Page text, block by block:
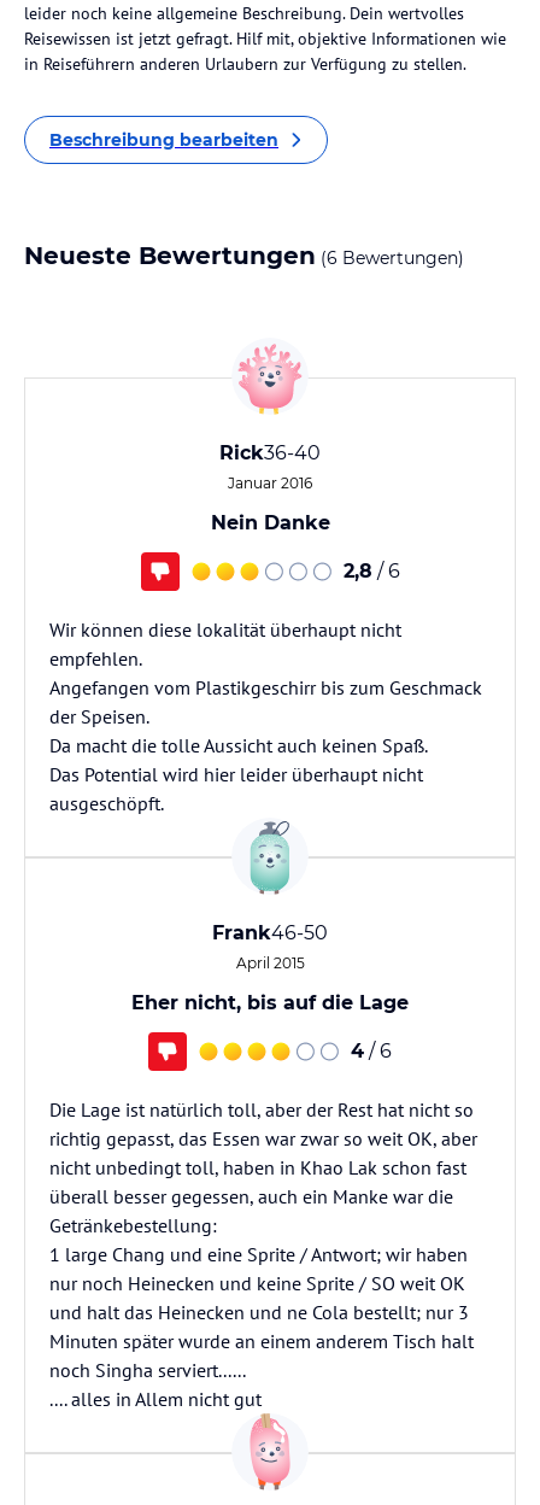
leider noch keine allgemeine Beschreibung. Dein wertvolles
Reisewissen ist jetzt gefragt. Hilf mit, objektive Informationen wie
in Reiseführern anderen Urlaubern zur Verfügung zu stellen.
Beschreibung bearbeiten
Neueste Bewertungen (6 Bewertungen)
Rick36-40
Januar 2016
Nein Danke
2,8 / 6
Wir können diese lokalität überhaupt nicht
empfehlen.
Angefangen vom Plastikgeschirr bis zum Geschmack
der Speisen.
Da macht die tolle Aussicht auch keinen Spaß.
Das Potential wird hier leider überhaupt nicht
ausgeschöpft.
Frank46-50
April 2015
Eher nicht, bis auf die Lage
4 / 6
Die Lage ist natürlich toll, aber der Rest hat nicht so
richtig gepasst, das Essen war zwar so weit OK, aber
nicht unbedingt toll, haben in Khao Lak schon fast
überall besser gegessen, auch ein Manke war die
Getränkebestellung:
1 large Chang und eine Sprite / Antwort; wir haben
nur noch Heinecken und keine Sprite / SO weit OK
und halt das Heinecken und ne Cola bestellt; nur 3
Minuten später wurde an einem anderem Tisch halt
noch Singha serviert......
.... alles in Allem nicht gut